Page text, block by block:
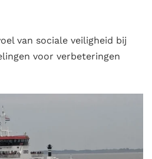
van sociale veiligheid bij
voor verbeteringen